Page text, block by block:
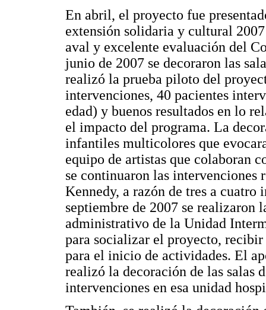
En abril, el proyecto fue
extensión solidaria y cultural
aval y excelente evaluación del
junio de 2007 se decoraron las
realizó la prueba piloto del
intervenciones, 40 pacientes
edad) y buenos resultados en lo
el impacto del programa. La
infantiles multicolores que
equipo de artistas que colaboran
se continuaron las intervenciones
Kennedy, a razón de tres a cuatro
septiembre de 2007 se realizaron
administrativo de la Unidad
para socializar el proyecto,
para el inicio de actividades. El
realizó la decoración de las salas
intervenciones en esa unidad